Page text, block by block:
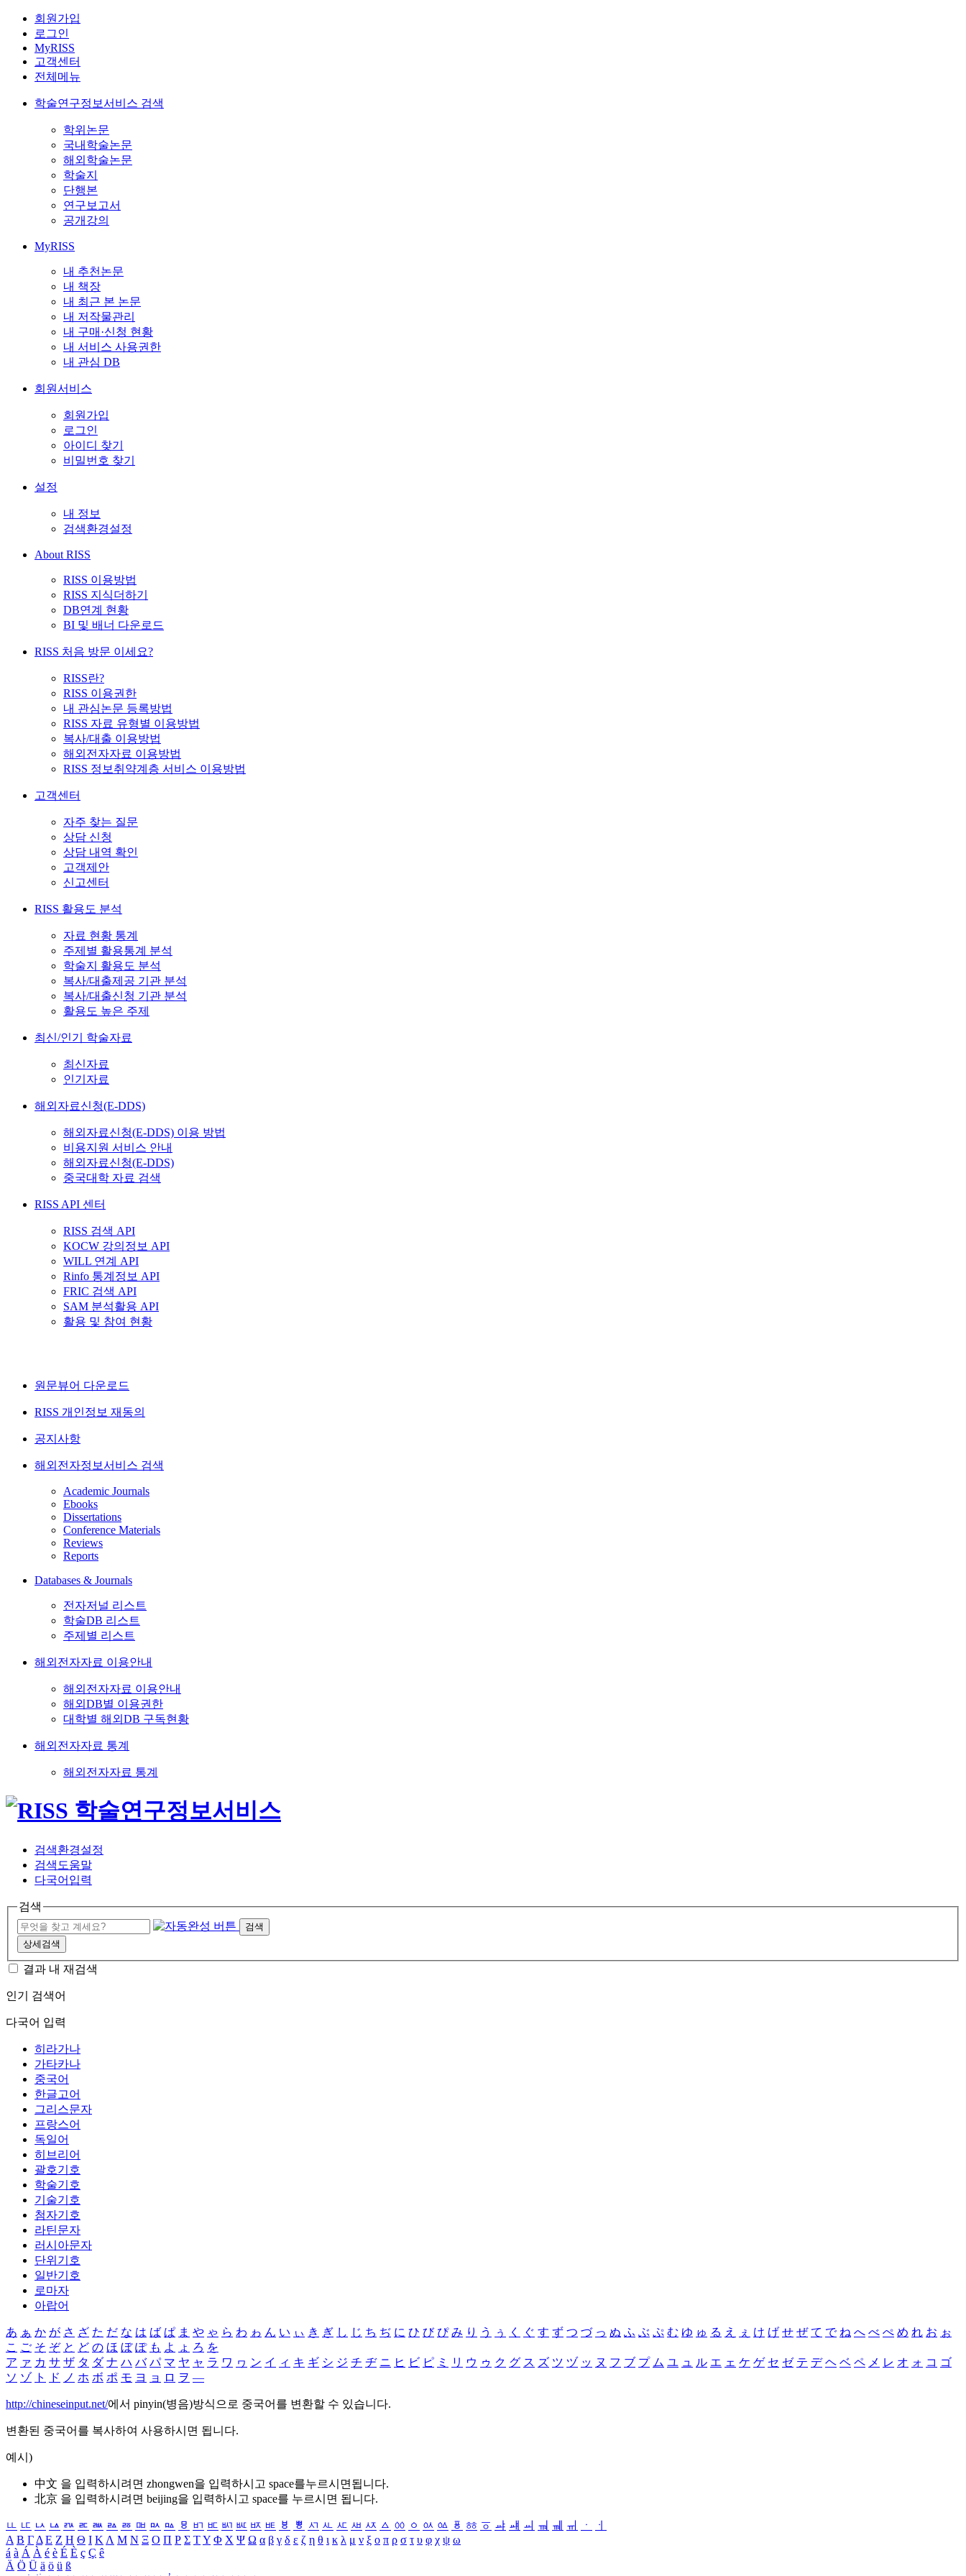
회원가입
로그인
MyRISS
고객센터
전체메뉴
학술연구정보서비스 검색
학위논문
국내학술논문
해외학술논문
학술지
단행본
연구보고서
공개강의
MyRISS
내 추천논문
내 책장
내 최근 본 논문
내 저작물관리
내 구매·신청 현황
내 서비스 사용권한
내 관심 DB
회원서비스
회원가입
로그인
아이디 찾기
비밀번호 찾기
설정
내 정보
검색환경설정
About RISS
RISS 이용방법
RISS 지식더하기
DB연계 현황
BI 및 배너 다운로드
RISS 처음 방문 이세요?
RISS란?
RISS 이용권한
내 관심논문 등록방법
RISS 자료 유형별 이용방법
복사/대출 이용방법
해외전자자료 이용방법
RISS 정보취약계층 서비스 이용방법
고객센터
자주 찾는 질문
상담 신청
상담 내역 확인
고객제안
신고센터
RISS 활용도 분석
자료 현황 통계
주제별 활용통계 분석
학술지 활용도 분석
복사/대출제공 기관 분석
복사/대출신청 기관 분석
활용도 높은 주제
최신/인기 학술자료
최신자료
인기자료
해외자료신청(E-DDS)
해외자료신청(E-DDS) 이용 방법
비용지원 서비스 안내
해외자료신청(E-DDS)
중국대학 자료 검색
RISS API 센터
RISS 검색 API
KOCW 강의정보 API
WILL 연계 API
Rinfo 통계정보 API
FRIC 검색 API
SAM 분석활용 API
활용 및 참여 현황
원문뷰어 다운로드
RISS 개인정보 재동의
공지사항
해외전자정보서비스 검색
Academic Journals
Ebooks
Dissertations
Conference Materials
Reviews
Reports
Databases & Journals
전자저널 리스트
학술DB 리스트
주제별 리스트
해외전자자료 이용안내
해외전자자료 이용안내
해외DB별 이용권한
대학별 해외DB 구독현황
해외전자자료 통계
해외전자자료 통계
검색환경설정
검색도움말
다국어입력
검색
검색
상세검색
결과 내 재검색
인기 검색어
다국어 입력
히라가나
가타카나
중국어
한글고어
그리스문자
프랑스어
독일어
히브리어
괄호기호
학술기호
기술기호
첨자기호
라틴문자
러시아문자
단위기호
일반기호
로마자
아랍어
あ ぁ か が さ ざ た だ な は ば ぱ ま や ゃ ら わ ゎ ん い ぃ き ぎ し じ ち ぢ に ひ び ぴ み り う ぅ く ぐ す ず つ づ っ ぬ ふ ぶ ぷ む ゆ ゅ る え ぇ け げ せ ぜ て で ね へ べ ぺ め れ お ぉ
こ ご そ ぞ と ど の ほ ぼ ぽ も よ ょ ろ を
ア ァ カ サ ザ タ ダ ナ ハ バ パ マ ヤ ャ ラ ワ ヮ ン イ ィ キ ギ シ ジ チ ヂ ニ ヒ ビ ピ ミ リ ウ ゥ ク グ ス ズ ツ ヅ ッ ヌ フ ブ プ ム ユ ュ ル エ ェ ケ ゲ セ ゼ テ デ ヘ ベ ペ メ レ オ ォ コ ゴ
ソ ゾ ト ド ノ ホ ボ ポ モ ヨ ョ ロ ヲ ―
http://chineseinput.net/에서 pinyin(병음)방식으로 중국어를 변환할 수 있습니다.
변환된 중국어를 복사하여 사용하시면 됩니다.
예시)
中文 을 입력하시려면 zhongwen을 입력하시고 space를누르시면됩니다.
北京 을 입력하시려면 beijing을 입력하시고 space를 누르시면 됩니다.
ㅥ ㅦ ㅧ ㅨ ㅩ ㅪ ㅫ ㅬ ㅭ ㅮ ㅯ ㅰ ㅱ ㅲ ㅳ ㅴ ㅵ ㅶ ㅷ ㅸ ㅹ ㅺ ㅻ ㅼ ㅽ ㅾ ㅿ ㆀ ㆁ ㆂ ㆃ ㆄ ㆅ ㆆ ㆇ ㆈ ㆉ ㆊ ㆋ ㆌ ㆍ
ㆎ
Α Β ΓΔ Ε Ζ Η Θ Ι ΚΛ Μ Ν Ξ Ο Π Ρ Σ ΤΥ Φ Χ Ψ Ω α β γ δ ε ζ η θ ι κ λ μ ν ξ ο π ρ σ τ υ φ χ ψ ω
á à Á À é è É È ç Ç ê
Ä Ö Ü ä ö ü ß